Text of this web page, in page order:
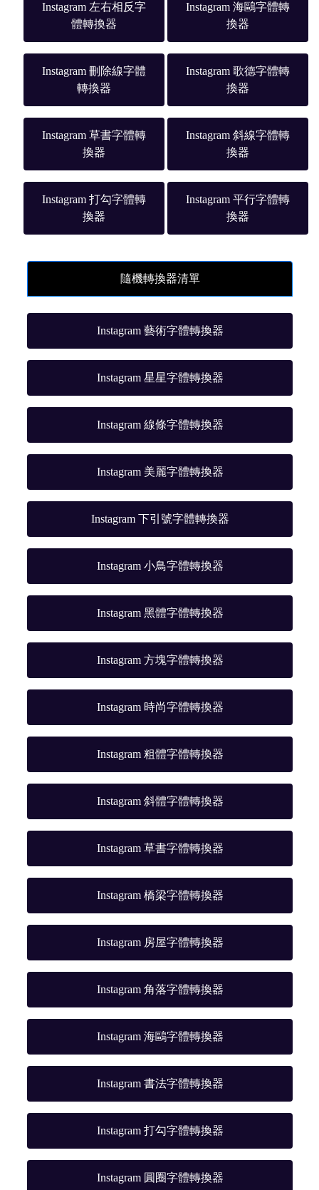
Instagram 左右相反字
體轉換器
Instagram 海鷗字體轉
換器
Instagram 刪除線字體
轉換器
Instagram 歌德字體轉
換器
Instagram 草書字體轉
換器
Instagram 斜線字體轉
換器
Instagram 打勾字體轉
換器
Instagram 平行字體轉
換器
隨機轉換器清單
Instagram 藝術字體轉換器
Instagram 星星字體轉換器
Instagram 線條字體轉換器
Instagram 美麗字體轉換器
Instagram 下引號字體轉換器
Instagram 小鳥字體轉換器
Instagram 黑體字體轉換器
Instagram 方塊字體轉換器
Instagram 時尚字體轉換器
Instagram 粗體字體轉換器
Instagram 斜體字體轉換器
Instagram 草書字體轉換器
Instagram 橋梁字體轉換器
Instagram 房屋字體轉換器
Instagram 角落字體轉換器
Instagram 海鷗字體轉換器
Instagram 書法字體轉換器
Instagram 打勾字體轉換器
Instagram 圓圈字體轉換器